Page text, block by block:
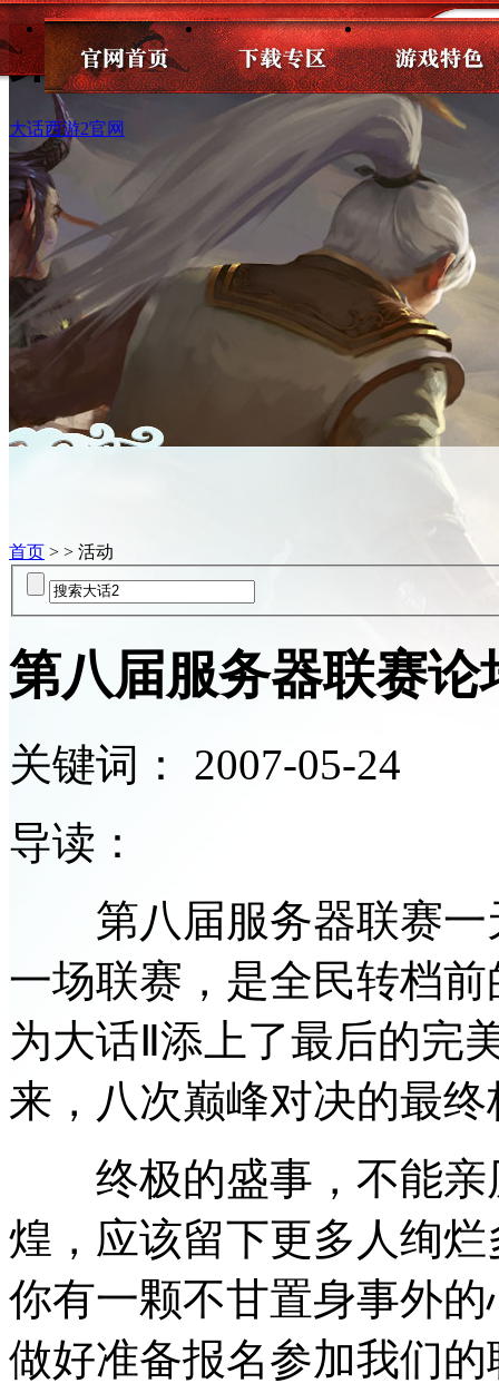
第八届服务器联赛
大话西游2官网
首页 > > 活动
第八届服务器联赛
关键词： 2007-05-24
导读：
第八届服务器联赛一
一场联赛，是全民转档
为大话Ⅱ添上了最后的完
来，八次巅峰对决的最
终极的盛事，不能亲
煌，应该留下更多人绚
你有一颗不甘置身事外
做好准备报名参加我们